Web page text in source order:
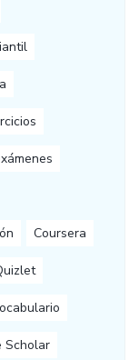
Coursera
Scholar